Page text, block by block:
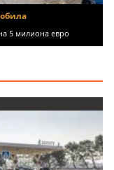
5 милиона евро